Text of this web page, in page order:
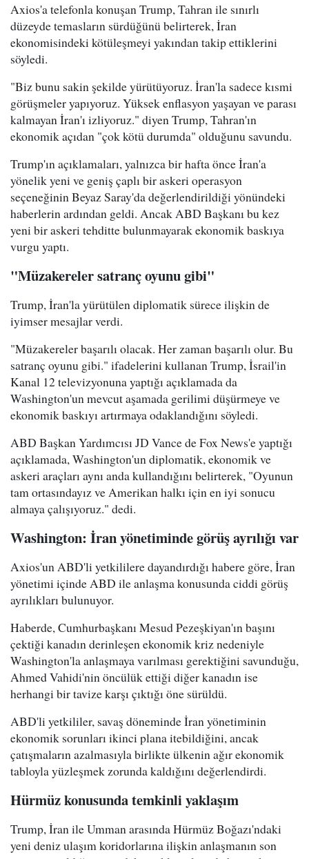
Axios'a telefonla konuşan Trump, Tahran ile sınırlı
düzeyde temasların sürdüğünü belirterek, İran
ekonomisindeki kötüleşmeyi yakından takip ettiklerini
söyledi.
"Biz bunu sakin şekilde yürütüyoruz. İran'la sadece kısmi
görüşmeler yapıyoruz. Yüksek enflasyon yaşayan ve parası
kalmayan İran'ı izliyoruz." diyen Trump, Tahran'ın
ekonomik açıdan "çok kötü durumda" olduğunu savundu.
Trump'ın açıklamaları, yalnızca bir hafta önce İran'a
yönelik yeni ve geniş çaplı bir askeri operasyon
seçeneğinin Beyaz Saray'da değerlendirildiği yönündeki
haberlerin ardından geldi. Ancak ABD Başkanı bu kez
yeni bir askeri tehditte bulunmayarak ekonomik baskıya
vurgu yaptı.
"Müzakereler satranç oyunu gibi"
Trump, İran'la yürütülen diplomatik sürece ilişkin de
iyimser mesajlar verdi.
"Müzakereler başarılı olacak. Her zaman başarılı olur. Bu
satranç oyunu gibi." ifadelerini kullanan Trump, İsrail'in
Kanal 12 televizyonuna yaptığı açıklamada da
Washington'un mevcut aşamada gerilimi düşürmeye ve
ekonomik baskıyı artırmaya odaklandığını söyledi.
ABD Başkan Yardımcısı JD Vance de Fox News'e yaptığı
açıklamada, Washington'un diplomatik, ekonomik ve
askeri araçları aynı anda kullandığını belirterek, "Oyunun
tam ortasındayız ve Amerikan halkı için en iyi sonucu
almaya çalışıyoruz." dedi.
Washington: İran yönetiminde görüş ayrılığı var
Axios'un ABD'li yetkililere dayandırdığı habere göre, İran
yönetimi içinde ABD ile anlaşma konusunda ciddi görüş
ayrılıkları bulunuyor.
Haberde, Cumhurbaşkanı Mesud Pezeşkiyan'ın başını
çektiği kanadın derinleşen ekonomik kriz nedeniyle
Washington'la anlaşmaya varılması gerektiğini savunduğu,
Ahmed Vahidi'nin öncülük ettiği diğer kanadın ise
herhangi bir tavize karşı çıktığı öne sürüldü.
ABD'li yetkililer, savaş döneminde İran yönetiminin
ekonomik sorunları ikinci plana itebildiğini, ancak
çatışmaların azalmasıyla birlikte ülkenin ağır ekonomik
tabloyla yüzleşmek zorunda kaldığını değerlendirdi.
Hürmüz konusunda temkinli yaklaşım
Trump, İran ile Umman arasında Hürmüz Boğazı'ndaki
yeni deniz ulaşım koridorlarına ilişkin anlaşmanın son